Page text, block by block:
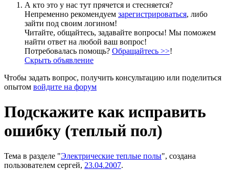
А кто это у нас тут прячется и стесняется?
Непременно рекомендуем зарегистрироваться, либо
зайти под своим логином!
Читайте, общайтесь, задавайте вопросы! Мы поможем
найти ответ на любой ваш вопрос!
Потребовалась помощь? Обращайтесь >>!
Скрыть объявление
Чтобы задать вопрос, получить консультацию или поделиться
опытом войдите на форум
Подскажите как исправить
ошибку (теплый пол)
Тема в разделе "Электрические теплые полы", создана
пользователем сергей, 23.04.2007.